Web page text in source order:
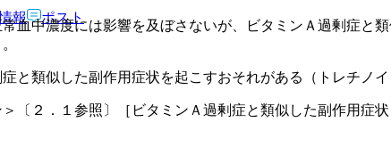
中濃度には影響を及ぼさないが、ビタミンＡ過剰症と
類似した副作用症状を起こすおそれがある（トレチノイ
２．１参照〕［ビタミンＡ過剰症と類似した副作用症
報 ポスト